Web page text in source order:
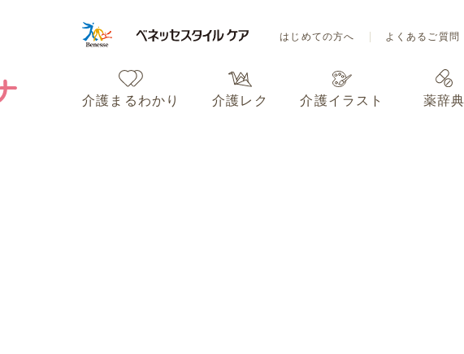
はじめての方へ よくあるご質問
介護まるわかり 介護レク 介護イラスト 薬辞